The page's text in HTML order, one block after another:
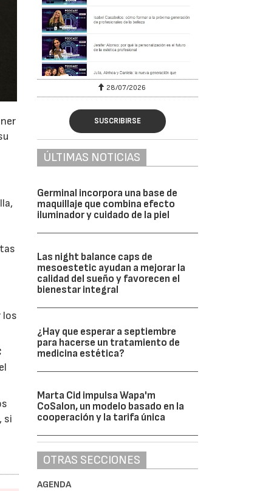
los
si
28/07/2026
SUSCRIBIRSE
ÚLTIMAS NOTICIAS
Germinal incorpora una base de
maquillaje que combina efecto
iluminador y cuidado de la piel
Las night balance caps de
mesoestetic ayudan a mejorar la
calidad del sueño y favorecen el
bienestar integral
¿Hay que esperar a septiembre
para hacerse un tratamiento de
medicina estética?
Marta Cid impulsa Wapa'm
CoSalon, un modelo basado en la
cooperación y la tarifa única
OTRAS SECCIONES
AGENDA